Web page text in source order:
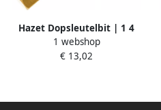
Hazet Dopsleutelbit | 1 4
inch (6 3 mm) vierkant hol |
Binnen-zeskant-profiel | SW 5
1 webshop
€ 13,02